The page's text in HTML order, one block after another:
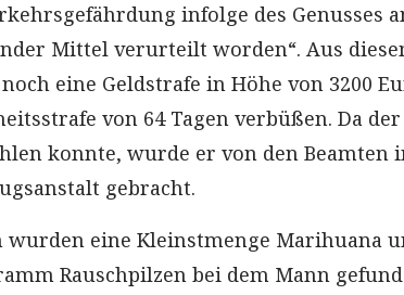
infolge des Genusses
Mittel verurteilt worden“. Aus
eine Geldstrafe in Höhe von 3200
von 64 Tagen verbüßen. Da
konnte, wurde er von den Beamten
gebracht.
wurden eine Kleinstmenge Marihuana
Rauschpilzen bei dem Mann